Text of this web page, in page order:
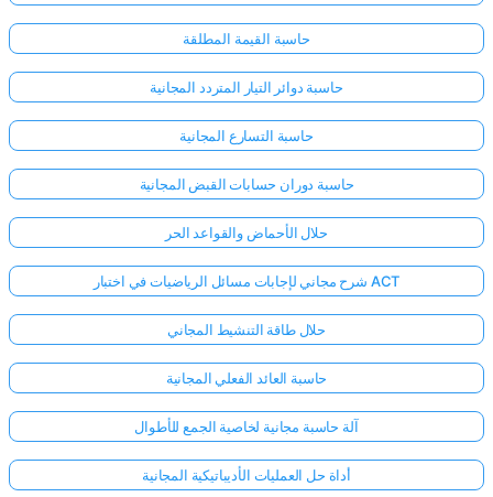
حاسبة القيمة المطلقة
حاسبة دوائر التيار المتردد المجانية
حاسبة التسارع المجانية
حاسبة دوران حسابات القبض المجانية
حلال الأحماض والقواعد الحر
شرح مجاني لإجابات مسائل الرياضيات في اختبار ACT
حلال طاقة التنشيط المجاني
حاسبة العائد الفعلي المجانية
آلة حاسبة مجانية لخاصية الجمع للأطوال
أداة حل العمليات الأديباتيكية المجانية